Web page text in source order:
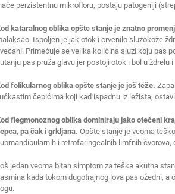
perzistentnu mikrofloru, postaju patogeniji
kataralnog oblika opšte stanje je znatno
Ispoljen je jak otok i crvenilo sluzokože
Primećuje se velika količina sluzi koju pas
pas pruža glavu jer postoji otok i bol u ždrelu
folikularnog oblika opšte stanje je još teže.
čepićima koji kad ispadnu iz ležista,
flegmonoznog oblika dominiraju jako otečeni
pa čak i grkljana. Opšte stanje je veoma
i retrofaringealnih limfnih
jedan veoma bitan simptom za teška akutna
kada tokom dugotrajnog lova pas ožedni, a